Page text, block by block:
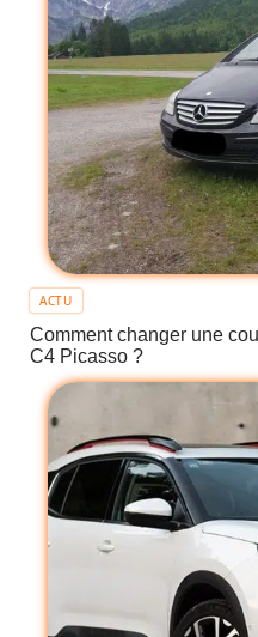
ACTU
Comment changer une
C4 Picasso ?